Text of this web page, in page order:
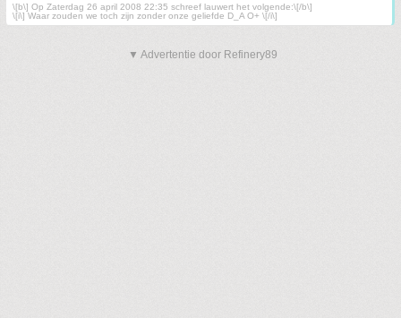
\[b\] Op Zaterdag 26 april 2008 22:35 schreef lauwert het volgende:\[/b\]
\[i\] Waar zouden we toch zijn zonder onze geliefde D_A O+ \[/i\]
▼ Advertentie door Refinery89